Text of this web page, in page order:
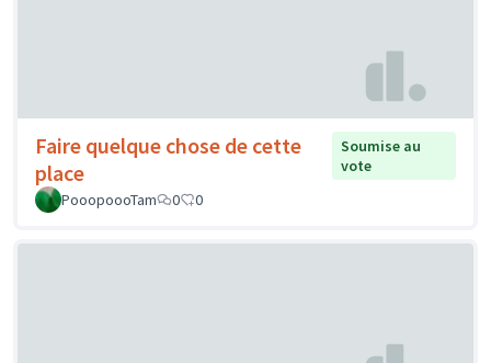
Faire quelque chose de cette
place
Soumise au
vote
PooopoooTam
0 0